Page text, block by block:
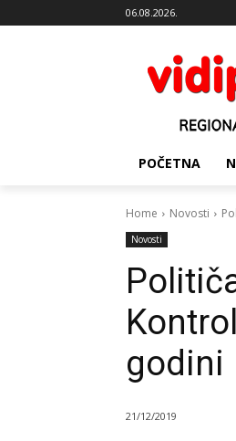
06.08.2026.
POČETNA
Home Novosti
Novosti
godini
21/12/2019